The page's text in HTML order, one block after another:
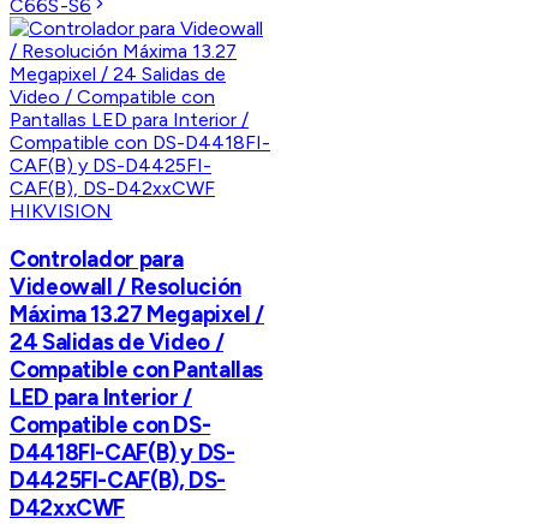
C66S-S6
HIKVISION
Controlador para
Videowall / Resolución
Máxima 13.27 Megapixel /
24 Salidas de Video /
Compatible con Pantallas
LED para Interior /
Compatible con DS-
D4418FI-CAF(B) y DS-
D4425FI-CAF(B), DS-
D42xxCWF